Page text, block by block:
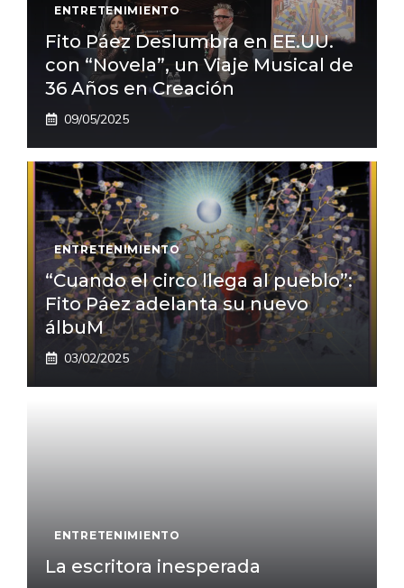
ENTRETENIMIENTO
Fito Páez Deslumbra en EE.UU.
con “Novela”, un Viaje Musical de
36 Años en Creación
09/05/2025
ENTRETENIMIENTO
“Cuando el circo llega al pueblo”:
Fito Páez adelanta su nuevo
álbuM
03/02/2025
ENTRETENIMIENTO
La escritora inesperada